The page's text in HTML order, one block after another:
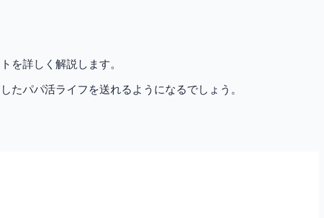
を詳しく解説します。
たパパ活ライフを送れるようになるでしょう。